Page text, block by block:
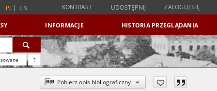
PL EN KONTRAST UDOSTĘPNIJ ZALOGUJ SIĘ
INFORMACJE HISTORIA PRZEGLĄDANIA
?
Pobierz opis bibliograficzny